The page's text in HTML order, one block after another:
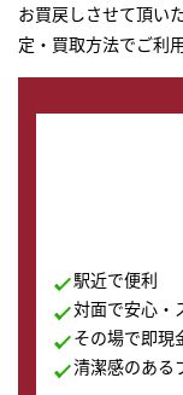
お買戻しさせて頂い
定・買取方法でご利
駅近で便利
対面で安心・
その場で即現
清潔感のある